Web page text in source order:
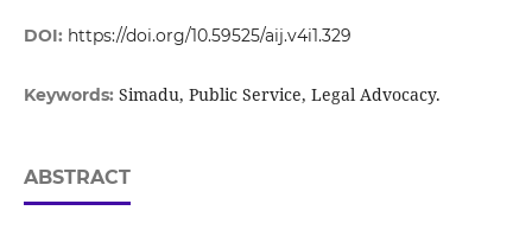
DOI: https://doi.org/10.59525/aij.v4i1.329
Keywords: Simadu, Public Service, Legal Advocacy.
ABSTRACT